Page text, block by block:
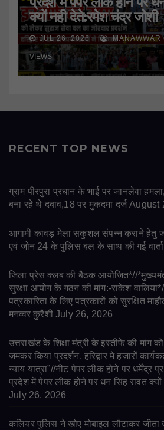
क्यों नही देते:रमेश चंद्र जोशी
JUL 26, 2026 MANAWWAR
VIEWS
RECENT TOP NEWS
ग्राम पीरपुरा प्रधान के भाई पर जानलेवा
बना रहे थे दबाव,18 पर मुकदमा दर्ज August
आगामी कावड़ मेला सकुशल संपन्न कराने हेतु
एवं जोन 24 के पुलिस बल के साथ की गई वार्ता
जिला प्रेस क्लब की बैठक आयोजित*//
सुरक्षा आयोग के गठन की मांग:-राकेश वालिया*//
पत्रकारिता के लिए पत्रकारों को सुरक्षित
मनव्वर कुरैशी July 26, 2026
उत्तराखंड के शिक्षा मंत्री के इस्तीफे की मांग
जमकर किया प्रदर्शन, हरिद्वार मे हजारों
न्याय यात्रा”//नीट पेपर लीक होने पर धर्मेंद्र
प्रदेश में पेपर लीक होने पर धन सिंह रावत
July 26, 2026
कलियर पुलिस ने खोए मोबाइल लौटाकर जीता